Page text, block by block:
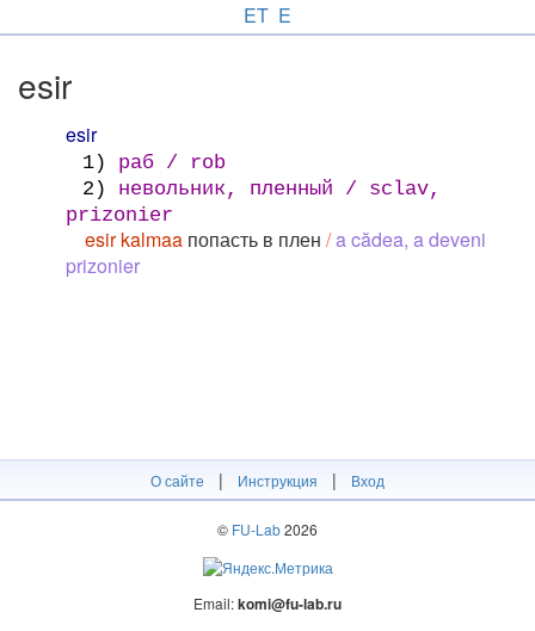
ET E
esir
esir
1)
раб / rob
2)
невольник, пленный / sclav,
prizonier
esir kalmaa попасть в плен /a cădea, a deveni
prizonier
О сайте | Инструкция | Вход
© FU-Lab2026
Email:komi@fu-lab.ru